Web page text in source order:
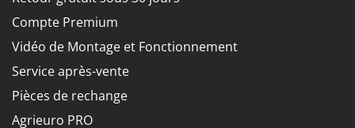
Poussoirs à saucisse
Presses à pellets
Pressoirs à fruits
Girmi
GRAEF
Gre
GreenBay
Greenworks
Compte Premium
Vidéo de Montage et Fonctionnement
Service après-vente
Pièces de rechange
Agrieuro PRO